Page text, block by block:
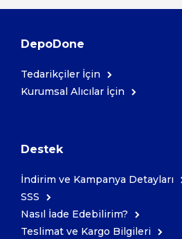
DepoDone
Tedarikçiler İçin
Kurumsal Alıcılar İçin
Destek
İndirim ve Kampanya Detayları
SSS
Nasıl İade Edebilirim?
Teslimat ve Kargo Bilgileri